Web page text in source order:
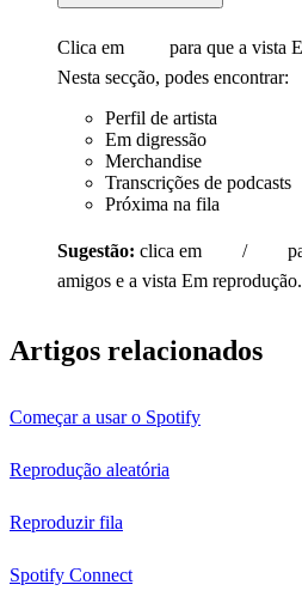
Clica em
para que a vista
Nesta secção, podes encontrar:
Perfil de artista
Em digressão
Merchandise
Transcrições de podcasts
Próxima na fila
Sugestão: clica em /
amigos e a vista Em reprodução.
Artigos relacionados
Começar a usar o Spotify
Reprodução aleatória
Reproduzir fila
Spotify Connect